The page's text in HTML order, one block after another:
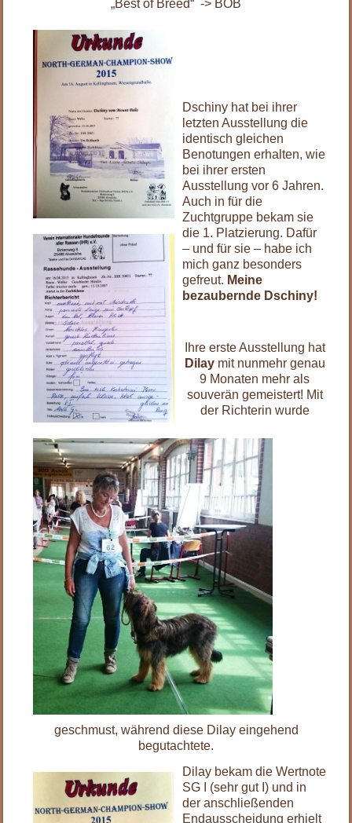
„Best of Breed“ -> BOB
Dschiny hat bei ihrer
letzten Ausstellung die
identisch gleichen
Benotungen erhalten, wie
bei ihrer ersten
Ausstellung vor 6 Jahren.
Auch in für die
Zuchtgruppe bekam sie
die 1. Platzierung. Dafür
– und für sie – habe ich
mich ganz besonders
gefreut. Meine
bezaubernde Dschiny!
Ihre erste Ausstellung hat
Dilaymit nunmehr genau
9 Monaten mehr als
souverän gemeistert! Mit
der Richterin wurde
geschmust, während diese Dilay eingehend
begutachtete.
Dilay bekam die Wertnote
SG I (sehr gut I) und in
der anschließenden
Endausscheidung erhielt